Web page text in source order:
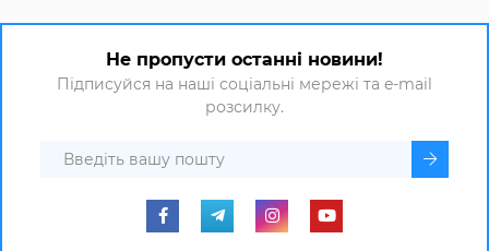
Не пропусти останні новини!
Підписуйся на наші соціальні мережі та e-mail
розсилку.